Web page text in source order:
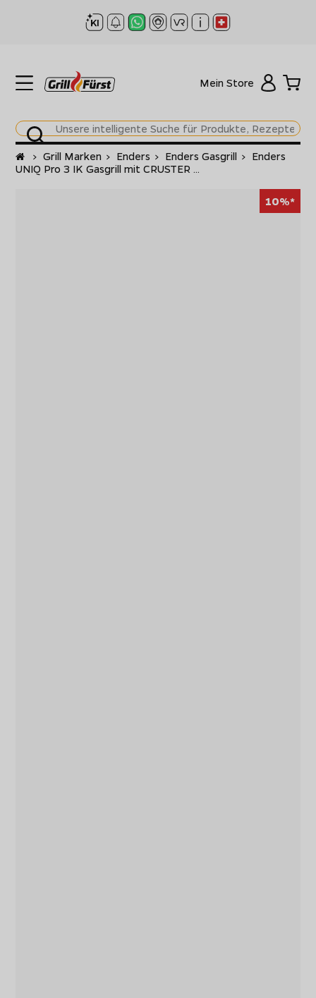
Mein Store
Startseite
> Grill Marken > Enders > Enders Gasgrill > Enders
UNIQ Pro 3 IK Gasgrill mit CRUSTER ...
10%*